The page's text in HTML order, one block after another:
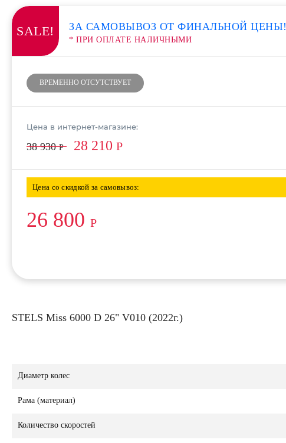
SALE! ЗА САМОВЫВОЗ ОТ ФИНАЛЬНОЙ ЦЕНЫ!
* ПРИ ОПЛАТЕ НАЛИЧНЫМИ
ВРЕМЕННО ОТСУТСТВУЕТ
Цена в интернет-магазине:
38 930Р 28 210 Р
Цена со скидкой за самовывоз:
26 800 Р
STELS Miss 6000 D 26" V010 (2022г.)
Диаметр колес
Рама (материал)
Количество скоростей